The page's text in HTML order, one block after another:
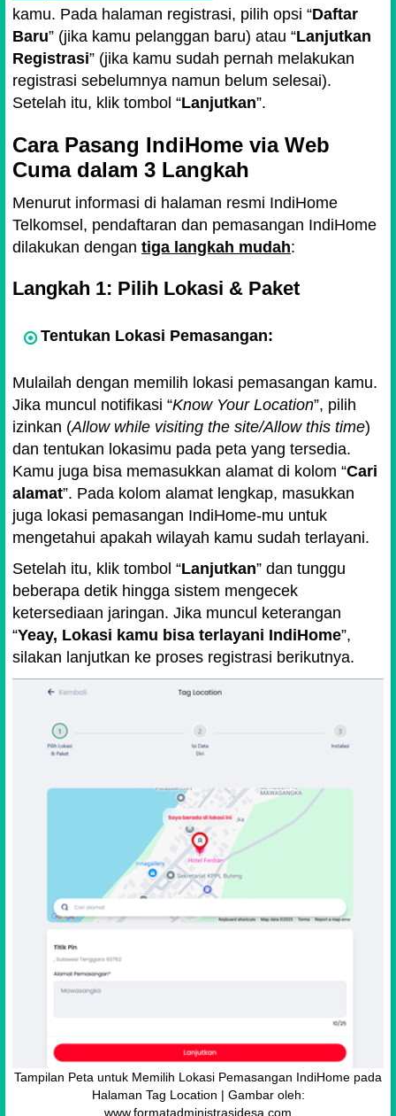
kamu. Pada halaman registrasi, pilih opsi
Daftar
Baru
(jika kamu pelanggan baru) atau
Lanjutkan
Registrasi
(jika kamu sudah pernah melakukan
registrasi sebelumnya namun belum selesai).
Setelah itu, klik tombol
Lanjutkan .
Cara Pasang IndiHome via Web
Cuma dalam 3 Langkah
Menurut informasi di halaman resmi IndiHome
Telkomsel, pendaftaran dan pemasangan IndiHome
dilakukan dengan tiga langkah mudah:
Langkah 1: Pilih Lokasi & Paket
Tentukan Lokasi Pemasangan:
Mulailah dengan memilih lokasi pemasangan kamu.
Jika muncul notifikasi Know Your Location , pilih
izinkan (Allow while visiting the site/Allow this time)
dan tentukan lokasimu pada peta yang tersedia.
Kamu juga bisa memasukkan alamat di kolom Cari
alamat . Pada kolom alamat lengkap, masukkan
juga lokasi pemasangan IndiHome-mu untuk
mengetahui apakah wilayah kamu sudah terlayani.
Setelah itu, klik tombol
Lanjutkan dan tunggu
beberapa detik hingga sistem mengecek
ketersediaan jaringan. Jika muncul keterangan
Yeay, Lokasi kamu bisa terlayani IndiHome ,
silakan lanjutkan ke proses registrasi berikutnya.
Tampilan Peta untuk Memilih Lokasi Pemasangan IndiHome pada
Halaman Tag Location | Gambar oleh:
www.formatadministrasidesa.com